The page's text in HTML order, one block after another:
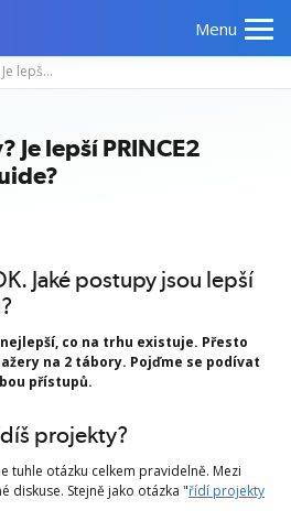
Menu
Jak řídit projekty? Je lepší PRINCE2 NEBO PMBOK Guide?
Je lepší PRINCE2
Jaké postupy jsou lepší
co na trhu existuje. Přesto
na 2 tábory. Pojďme se podívat
přístupů.
projekty?
tuhle otázku celkem pravidelně. Mezi
diskuse. Stejně jako otázka "řídí projekty